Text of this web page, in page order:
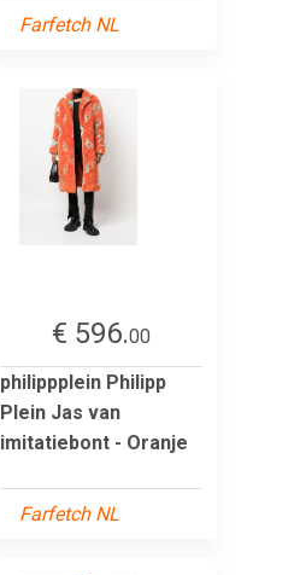
Farfetch NL
€ 596.00
philippplein Philipp
Plein Jas van
imitatiebont - Oranje
Farfetch NL